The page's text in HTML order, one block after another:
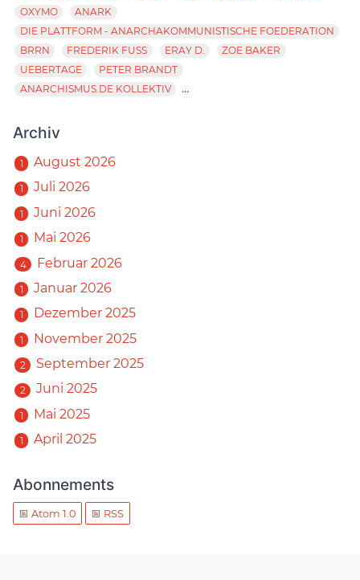
OXYMO
ANARK
DIE PLATTFORM - ANARCHAKOMMUNISTISCHE FOEDERATION
BRRN
FREDERIK FUSS ERAY D.
ZOE BAKER
UEBERTAGE
PETER BRANDT
ANARCHISMUS.DE KOLLEKTIV
...
Archiv
1 August 2026
1 Juli 2026
1 Juni 2026
1 Mai 2026
4 Februar 2026
1 Januar 2026
1 Dezember 2025
1 November 2025
2 September 2025
2 Juni 2025
1 Mai 2025
1 April 2025
Abonnements
Atom 1.0 RSS